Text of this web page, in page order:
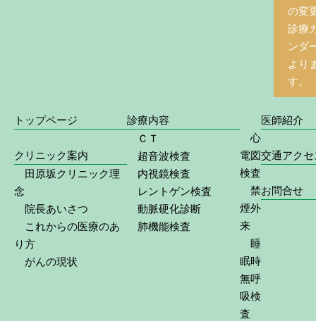
の変
診療
ンダ
より
す。
トップページ
クリニック案内
田原坂クリニック理
念
院長あいさつ
これからの医療のあ
り方
がんの現状
診療内容
ＣＴ
超音波検査
内視鏡検査
レントゲン検査
動脈硬化診断
肺機能検査
心
電図
検査
禁
煙外
来
睡
眠時
無呼
吸検
査
医師紹介
交通アクセ
お問合せ